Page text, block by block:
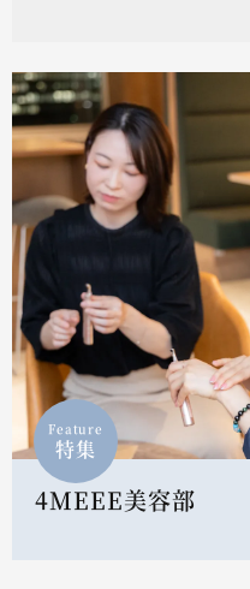
Feature
特集
4MEEE美容部